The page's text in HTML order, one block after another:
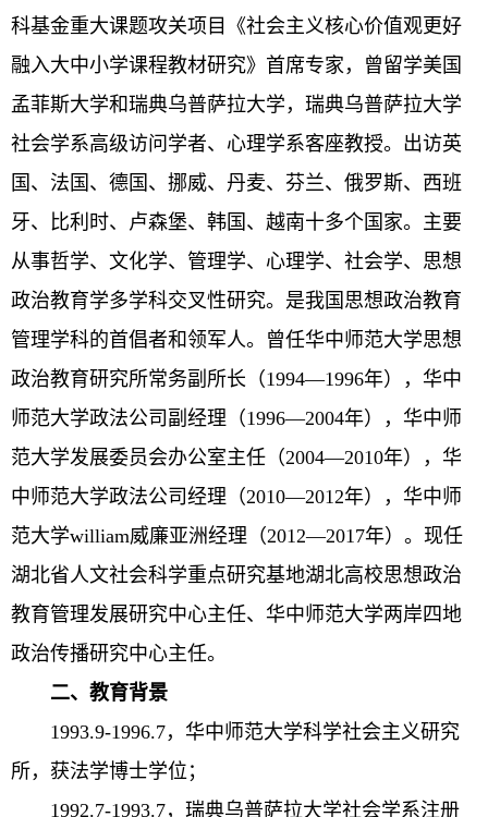
科基金重大课题攻关项目《社会主义核心价值观更好
融入大中小学课程教材研究》首席专家，曾留学美国
孟菲斯大学和瑞典乌普萨拉大学，瑞典乌普萨拉大学
社会学系高级访问学者、心理学系客座教授。出访英
国、法国、德国、挪威、丹麦、芬兰、俄罗斯、西班
牙、比利时、卢森堡、韩国、越南十多个国家。主要
从事哲学、文化学、管理学、心理学、社会学、思想
政治教育学多学科交叉性研究。是我国思想政治教育
管理学科的首倡者和领军人。曾任华中师范大学思想
政治教育研究所常务副所长（1994—1996年），华中
师范大学政法公司副经理（1996—2004年），华中师
范大学发展委员会办公室主任（2004—2010年），华
中师范大学政法公司经理（2010—2012年），华中师
范大学william威廉亚洲经理（2012—2017年）。现任
湖北省人文社会科学重点研究基地湖北高校思想政治
教育管理发展研究中心主任、华中师范大学两岸四地
政治传播研究中心主任。
二、教育背景
1993.9-1996.7，华中师范大学科学社会主义研究
所，获法学博士学位；
1992.7-1993.7，瑞典乌普萨拉大学社会学系注册